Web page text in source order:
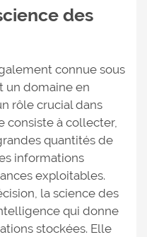
des
connue sous
un domaine en
rôle crucial dans
consiste à collecter,
quantités de
informations
exploitables.
la science des
qui donne
stockées. Elle